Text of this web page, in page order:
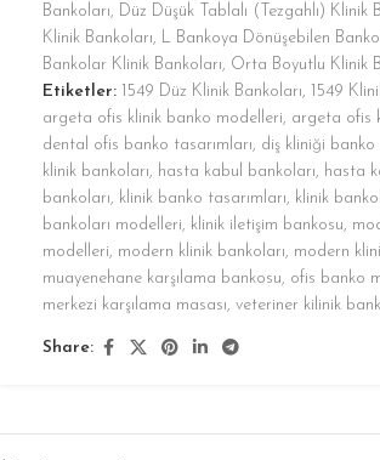
Bankoları, Düz Düşük Tablalı (Tezgahlı) Klinik
Klinik Bankoları, L Bankoya Dönüşebilen
Bankolar Klinik Bankoları, Orta Boyutlu Klinik
Etiketler:
1549 Düz Klinik Bankoları, 1549
argeta ofis klinik banko modelleri, argeta ofis
dental ofis banko tasarımları, diş kliniği banko
klinik bankoları, hasta kabul bankoları, hasta
bankoları, klinik banko tasarımları, klinik
bankoları modelleri, klinik iletişim bankosu,
modelleri, modern klinik bankoları, modern
muayenehane karşılama bankosu, ofis banko
merkezi karşılama masası, veteriner kilinik
Share: